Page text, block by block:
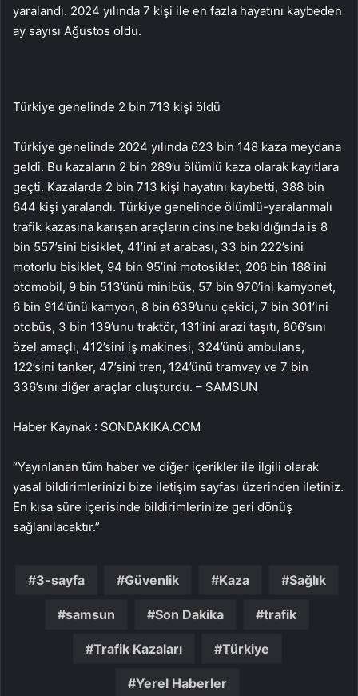
yaralandı. 2024 yılında 7 kişi ile en fazla hayatını kaybeden
ay sayısı Ağustos oldu.
Türkiye genelinde 2 bin 713 kişi öldü
Türkiye genelinde 2024 yılında 623 bin 148 kaza meydana
geldi. Bu kazaların 2 bin 289’u ölümlü kaza olarak kayıtlara
geçti. Kazalarda 2 bin 713 kişi hayatını kaybetti, 388 bin
644 kişi yaralandı. Türkiye genelinde ölümlü-yaralanmalı
trafik kazasına karışan araçların cinsine bakıldığında is 8
bin 557’sini bisiklet, 41’ini at arabası, 33 bin 222’sini
motorlu bisiklet, 94 bin 95’ini motosiklet, 206 bin 188’ini
otomobil, 9 bin 513’ünü minibüs, 57 bin 970’ini kamyonet,
6 bin 914’ünü kamyon, 8 bin 639’unu çekici, 7 bin 301’ini
otobüs, 3 bin 139’unu traktör, 131’ini arazi taşıtı, 806’sını
özel amaçlı, 412’sini iş makinesi, 324’ünü ambulans,
122’sini tanker, 47’sini tren, 124’ünü tramvay ve 7 bin
336’sını diğer araçlar oluşturdu. – SAMSUN
Haber Kaynak : SONDAKIKA.COM
“Yayınlanan tüm haber ve diğer içerikler ile ilgili olarak
yasal bildirimlerinizi bize iletişim sayfası üzerinden iletiniz.
En kısa süre içerisinde bildirimlerinize geri dönüş
sağlanılacaktır.”
3-sayfa Güvenlik Kaza Sağlık
samsun Son Dakika trafik
Trafik Kazaları Türkiye
Yerel Haberler